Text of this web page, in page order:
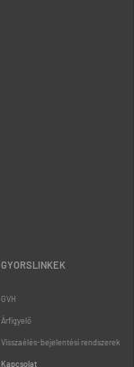
GYORSLINKEK
GVH
Árfigyelő
Visszaélés-bejelentési rendszerek
Kapcsolat